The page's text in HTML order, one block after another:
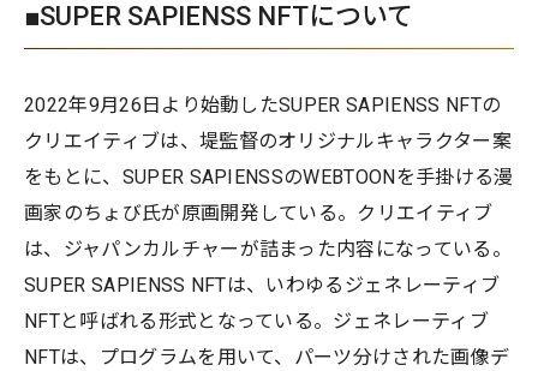
■SUPER SAPIENSS NFTについて
2022年9月26日より始動したSUPER SAPIENSS NFTの
クリエイティブは、堤監督のオリジナルキャラクター案
をもとに、SUPER SAPIENSSのWEBTOONを手掛ける漫
画家のちょび氏が原画開発している。クリエイティブ
は、ジャパンカルチャーが詰まった内容になっている。
SUPER SAPIENSS NFTは、いわゆるジェネレーティブ
NFTと呼ばれる形式となっている。ジェネレーティブ
NFTは、プログラムを用いて、パーツ分けされた画像デ